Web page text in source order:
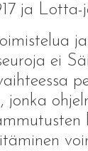
ja Lotta-
ei
jonka